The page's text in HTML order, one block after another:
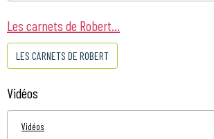
Les carnets de Robert...
LES CARNETS DE ROBERT
Vidéos
Vidéos